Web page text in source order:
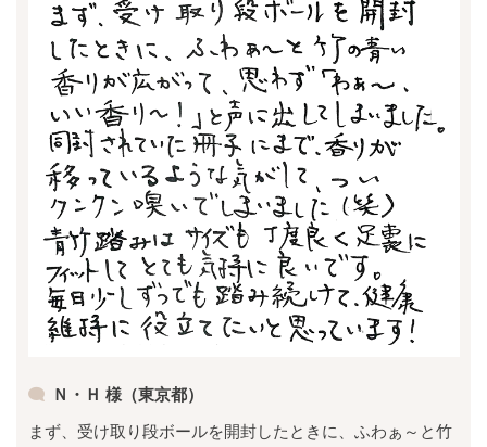
Ｎ・Ｈ 様（東京都）
まず、受け取り段ボールを開封したときに、ふわぁ～と竹